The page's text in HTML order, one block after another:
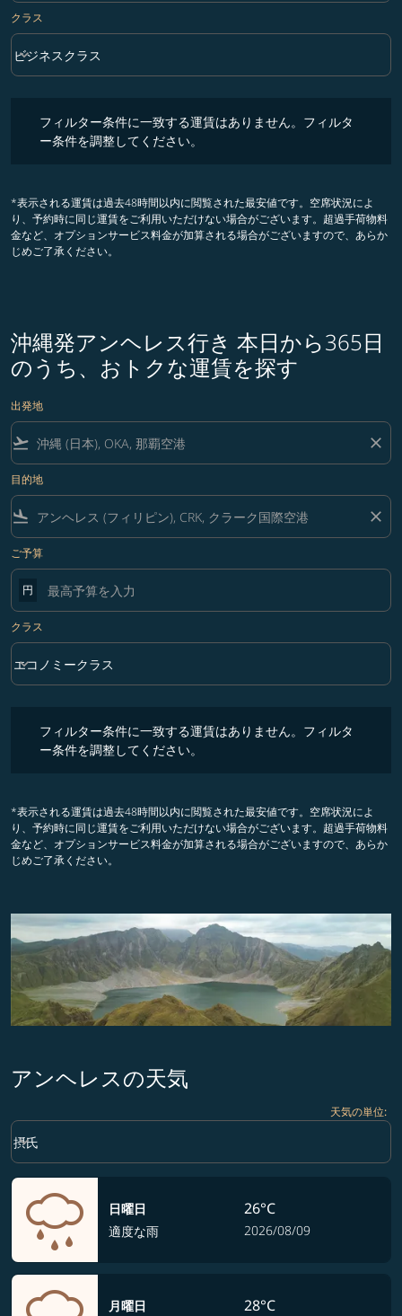
クラス
クラス option ビジネスクラス Selected
ビジネスクラス
keyboard_arrow_down
フィルター条件に一致する運賃はありません。フィルタ
ー条件を調整してください。
*表示される運賃は過去48時間以内に閲覧された最安値です。空席状況によ
り、予約時に同じ運賃をご利用いただけない場合がございます。超過手荷物料
金など、オプションサービス料金が加算される場合がございますので、あらか
じめご了承ください。
沖縄発アンヘレス行き 本日から365日
のうち、おトクな運賃を探す
出発地
flight_takeoff close
目的地
flight_land close
ご予算
円
クラス
クラス option エコノミークラス Selected
エコノミークラス
keyboard_arrow_down
フィルター条件に一致する運賃はありません。フィルタ
ー条件を調整してください。
*表示される運賃は過去48時間以内に閲覧された最安値です。空席状況によ
り、予約時に同じ運賃をご利用いただけない場合がございます。超過手荷物料
金など、オプションサービス料金が加算される場合がございますので、あらか
じめご了承ください。
アンヘレスの天気
天気の単位:
Weather unit option 摂氏 Selected
摂氏
keyboard_arrow_down
日曜日
適度な雨
26°C
2026/08/09
月曜日 28°C